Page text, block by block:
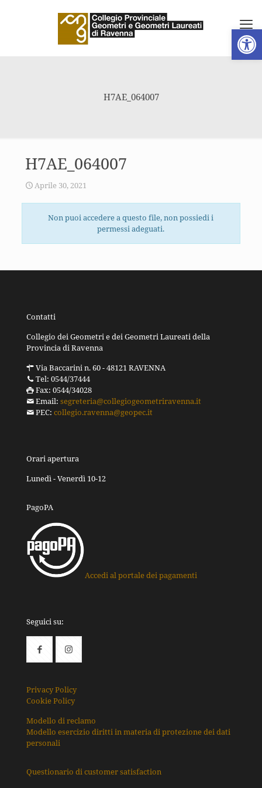
Apri
H7AE_064007
H7AE_064007
Aprile 30, 2021
Non puoi accedere a questo file, non possiedi i
permessi adeguati.
Contatti
Collegio dei Geometri e dei Geometri Laureati della
Provincia di Ravenna
Via Baccarini n. 60 - 48121 RAVENNA
Tel: 0544/37444
Fax: 0544/34028
Email: segreteria@collegiogeometriravenna.it
PEC: collegio.ravenna@geopec.it
Orari apertura
Lunedì - Venerdì 10-12
PagoPA
Accedi al portale dei pagamenti
Seguici su:
Privacy Policy
Cookie Policy
Modello di reclamo
Modello esercizio diritti in materia di protezione dei dati
personali
Questionario di customer satisfaction